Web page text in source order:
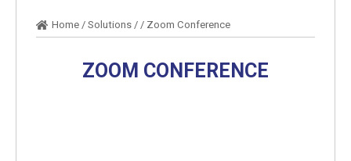
Home / Solutions / / Zoom Conference
ZOOM CONFERENCE